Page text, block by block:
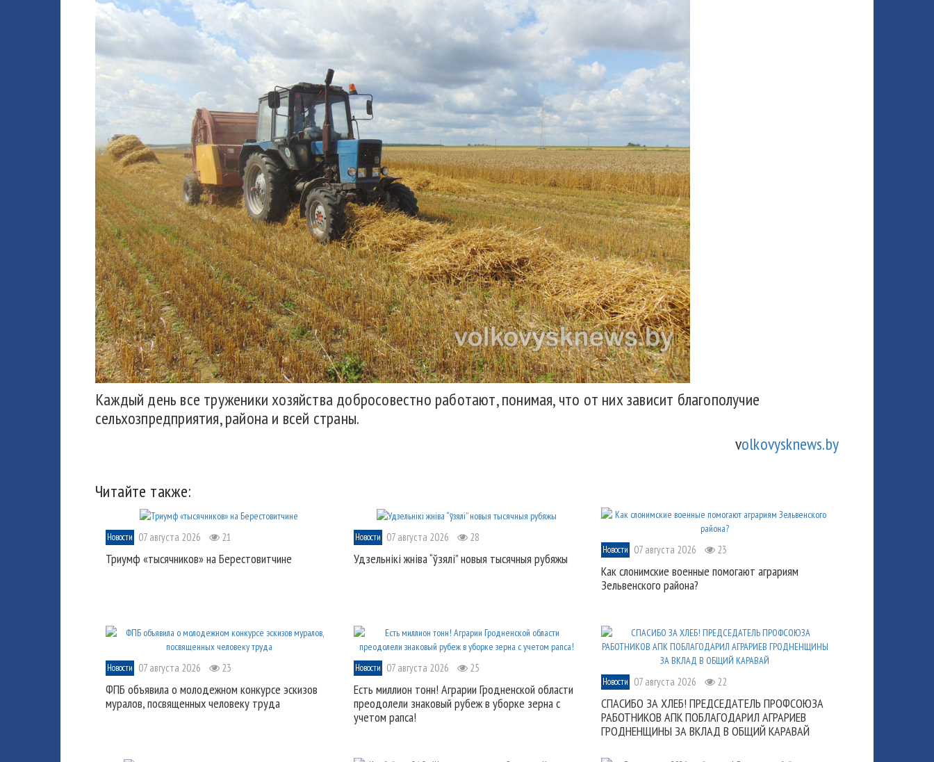
Каждый день все труженики хозяйства добросовестно работают, понимая, что от них зависит благополучие
сельхозпредприятия, района и всей страны.
volkovysknews.by
Читайте также:
Новости 07 августа 2026 21
Триумф «тысячников» на Берестовитчине
Новости 07 августа 2026 28
Удзельнікі жніва “ўзялі” новыя тысячныя рубяжы
Новости 07 августа 2026 23
Как слонимские военные помогают аграриям
Зельвенского района?
Новости 07 августа 2026 23
ФПБ объявила о молодежном конкурсе эскизов
муралов, посвященных человеку труда
Новости 07 августа 2026 25
Есть миллион тонн! Аграрии Гродненской области
преодолели знаковый рубеж в уборке зерна с
учетом рапса!
Новости 07 августа 2026 22
СПАСИБО ЗА ХЛЕБ! ПРЕДСЕДАТЕЛЬ ПРОФСОЮЗА
РАБОТНИКОВ АПК ПОБЛАГОДАРИЛ АГРАРИЕВ
ГРОДНЕНЩИНЫ ЗА ВКЛАД В ОБЩИЙ КАРАВАЙ